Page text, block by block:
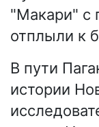
"Макари" с
отплыли к
В пути
истории